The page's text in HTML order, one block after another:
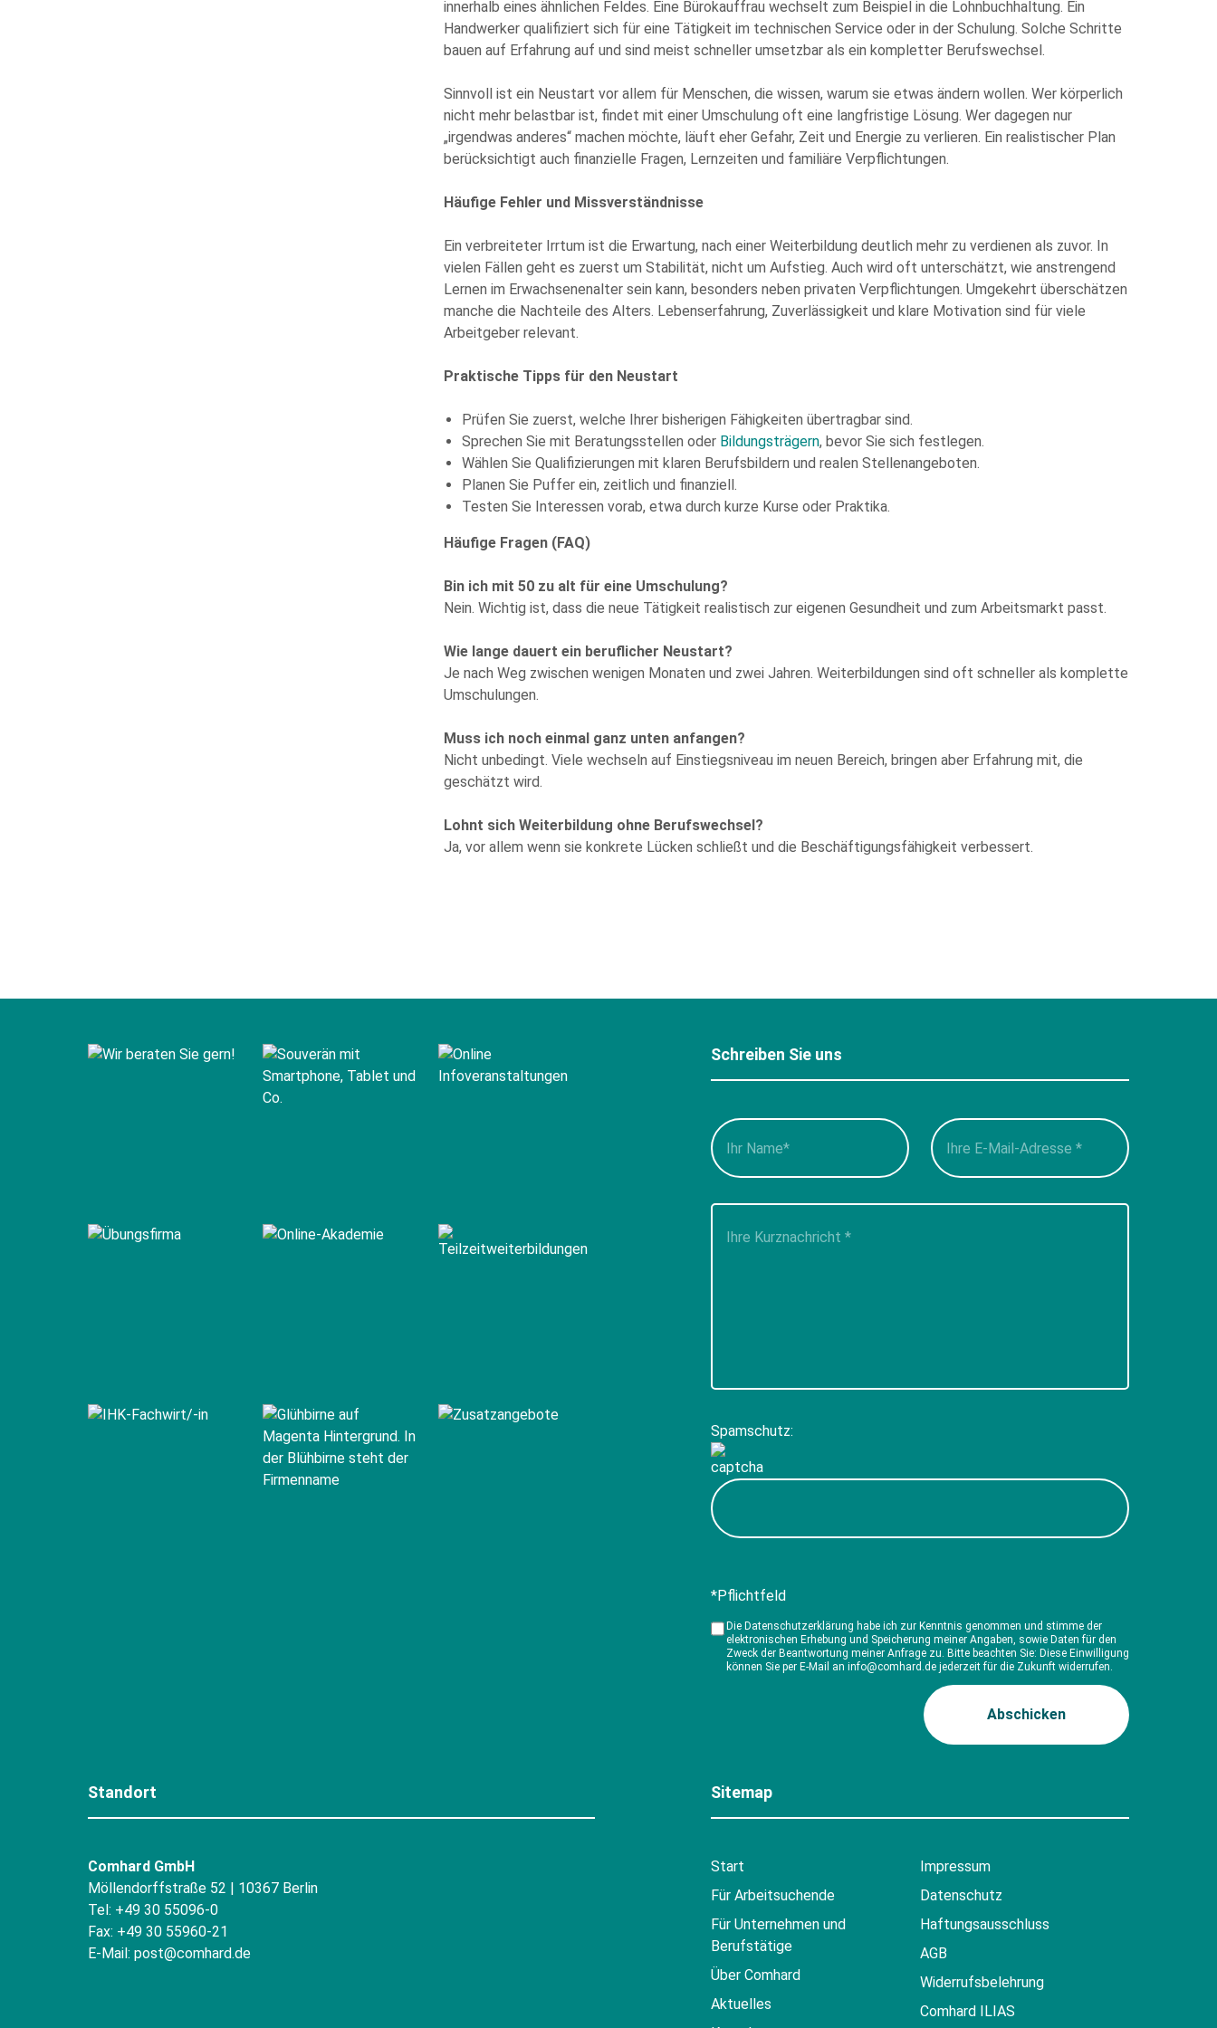
innerhalb eines ähnlichen Feldes. Eine Bürokauffrau wechselt zum Beispiel in die Lohnbuchhaltung. Ein
Handwerker qualifiziert sich für eine Tätigkeit im technischen Service oder in der Schulung. Solche Schritte
bauen auf Erfahrung auf und sind meist schneller umsetzbar als ein kompletter Berufswechsel.
Sinnvoll ist ein Neustart vor allem für Menschen, die wissen, warum sie etwas ändern wollen. Wer körperlich
nicht mehr belastbar ist, findet mit einer Umschulung oft eine langfristige Lösung. Wer dagegen nur
„irgendwas anderes“ machen möchte, läuft eher Gefahr, Zeit und Energie zu verlieren. Ein realistischer Plan
berücksichtigt auch finanzielle Fragen, Lernzeiten und familiäre Verpflichtungen.
Häufige Fehler und Missverständnisse
Ein verbreiteter Irrtum ist die Erwartung, nach einer Weiterbildung deutlich mehr zu verdienen als zuvor. In
vielen Fällen geht es zuerst um Stabilität, nicht um Aufstieg. Auch wird oft unterschätzt, wie anstrengend
Lernen im Erwachsenenalter sein kann, besonders neben privaten Verpflichtungen. Umgekehrt überschätzen
manche die Nachteile des Alters. Lebenserfahrung, Zuverlässigkeit und klare Motivation sind für viele
Arbeitgeber relevant.
Praktische Tipps für den Neustart
Prüfen Sie zuerst, welche Ihrer bisherigen Fähigkeiten übertragbar sind.
Sprechen Sie mit Beratungsstellen oder Bildungsträgern, bevor Sie sich festlegen.
Wählen Sie Qualifizierungen mit klaren Berufsbildern und realen Stellenangeboten.
Planen Sie Puffer ein, zeitlich und finanziell.
Testen Sie Interessen vorab, etwa durch kurze Kurse oder Praktika.
Häufige Fragen (FAQ)
Bin ich mit 50 zu alt für eine Umschulung?
Nein. Wichtig ist, dass die neue Tätigkeit realistisch zur eigenen Gesundheit und zum Arbeitsmarkt passt.
Wie lange dauert ein beruflicher Neustart?
Je nach Weg zwischen wenigen Monaten und zwei Jahren. Weiterbildungen sind oft schneller als komplette
Umschulungen.
Muss ich noch einmal ganz unten anfangen?
Nicht unbedingt. Viele wechseln auf Einstiegsniveau im neuen Bereich, bringen aber Erfahrung mit, die
geschätzt wird.
Lohnt sich Weiterbildung ohne Berufswechsel?
Ja, vor allem wenn sie konkrete Lücken schließt und die Beschäftigungsfähigkeit verbessert.
Schreiben Sie uns
Bitte
alle
Pflichtfelder
Please
leave
this
Spamschutz:
*Pflichtfeld
Die Datenschutzerklärung habe ich zur Kenntnis genommen und stimme der
elektronischen Erhebung und Speicherung meiner Angaben, sowie Daten für den
Zweck der Beantwortung meiner Anfrage zu. Bitte beachten Sie: Diese Einwilligung
können Sie per E-Mail an info@comhard.de jederzeit für die Zukunft widerrufen.
Standort
Comhard GmbH
Möllendorffstraße 52 | 10367 Berlin
Tel: +49 30 55096-0
Fax: +49 30 55960-21
E-Mail: post@comhard.de
Sitemap
Start
Für Arbeitsuchende
Für Unternehmen und
Berufstätige
Über Comhard
Aktuelles
Impressum
Datenschutz
Haftungsausschluss
AGB
Widerrufsbelehrung
Comhard ILIAS